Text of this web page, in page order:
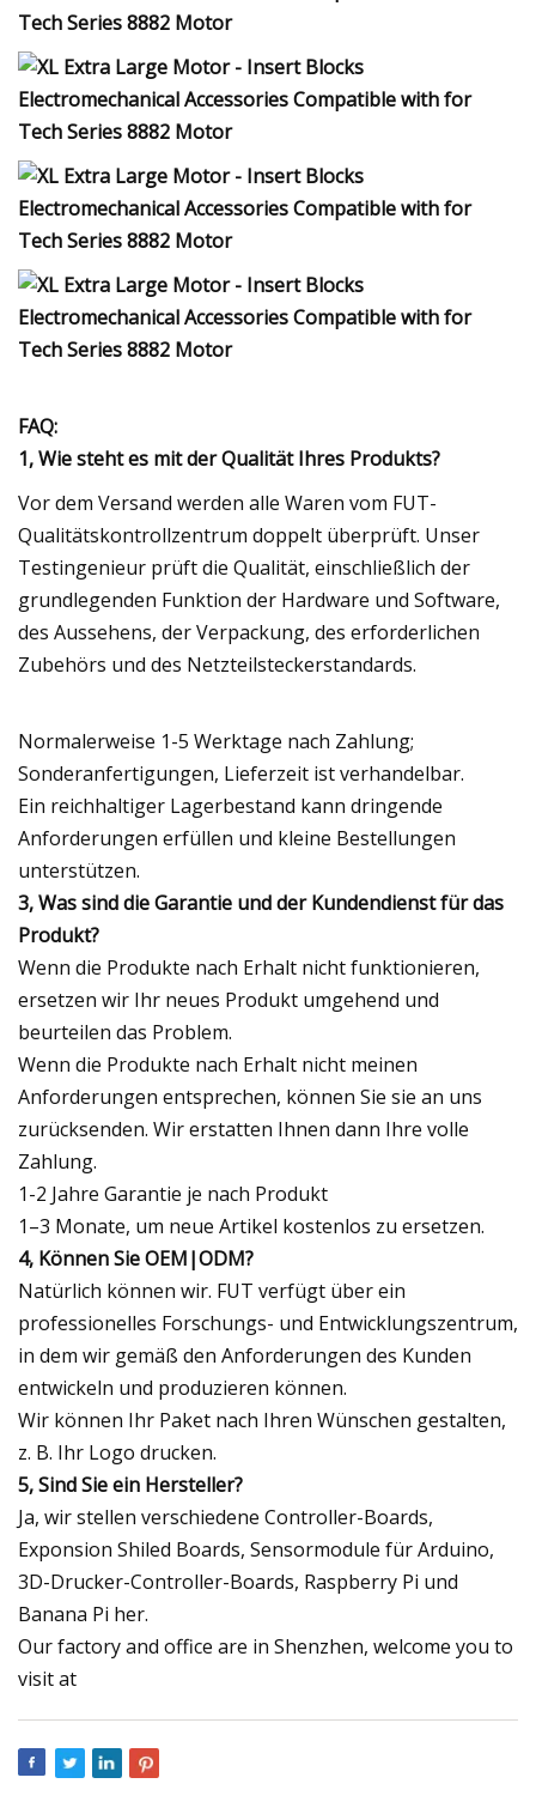
FAQ:
1, Wie steht es mit der Qualität Ihres Produkts?
Vor dem Versand werden alle Waren vom FUT-
Qualitätskontrollzentrum doppelt überprüft. Unser
Testingenieur prüft die Qualität, einschließlich der
grundlegenden Funktion der Hardware und Software,
des Aussehens, der Verpackung, des erforderlichen
Zubehörs und des Netzteilsteckerstandards.
Normalerweise 1-5 Werktage nach Zahlung;
Sonderanfertigungen, Lieferzeit ist verhandelbar.
Ein reichhaltiger Lagerbestand kann dringende
Anforderungen erfüllen und kleine Bestellungen
unterstützen.
3, Was sind die Garantie und der Kundendienst für das
Produkt?
Wenn die Produkte nach Erhalt nicht funktionieren,
ersetzen wir Ihr neues Produkt umgehend und
beurteilen das Problem.
Wenn die Produkte nach Erhalt nicht meinen
Anforderungen entsprechen, können Sie sie an uns
zurücksenden. Wir erstatten Ihnen dann Ihre volle
Zahlung.
1-2 Jahre Garantie je nach Produkt
1–3 Monate, um neue Artikel kostenlos zu ersetzen.
4, Können Sie OEM|ODM?
Natürlich können wir. FUT verfügt über ein
professionelles Forschungs- und Entwicklungszentrum,
in dem wir gemäß den Anforderungen des Kunden
entwickeln und produzieren können.
Wir können Ihr Paket nach Ihren Wünschen gestalten,
z. B. Ihr Logo drucken.
5, Sind Sie ein Hersteller?
Ja, wir stellen verschiedene Controller-Boards,
Exponsion Shiled Boards, Sensormodule für Arduino,
3D-Drucker-Controller-Boards, Raspberry Pi und
Banana Pi her.
Our factory and office are in Shenzhen, welcome you to
visit at